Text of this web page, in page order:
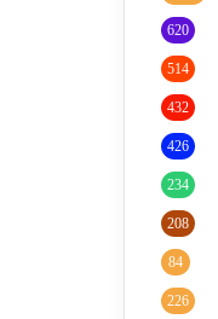
620
514
432
426
234
208
84
226